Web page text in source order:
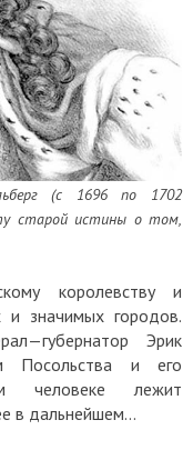
(с 1696 по 1702
старой истины о том,
королевству и
и значимых городов.
Эрик
Посольства и его
человеке лежит
в дальнейшем...